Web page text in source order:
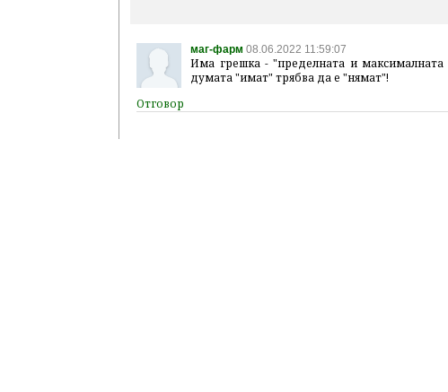
маг-фарм 08.06.2022 11:59:07
Има грешка - "пределната и
думата "имат" трябва да е "нямат"!